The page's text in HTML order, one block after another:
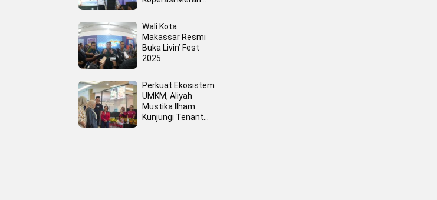
Program Presiden
Prabowo
Wali Kota
Makassar Resmi
Buka Livin’ Fest
2025
Perkuat Ekosistem
UMKM, Aliyah
Mustika Ilham
Kunjungi Tenant